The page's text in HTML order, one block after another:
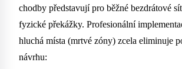
chodby představují pro běžné bezdrátové
fyzické překážky. Profesionální
hluchá místa (mrtvé zóny) zcela eliminuje
návrhu: